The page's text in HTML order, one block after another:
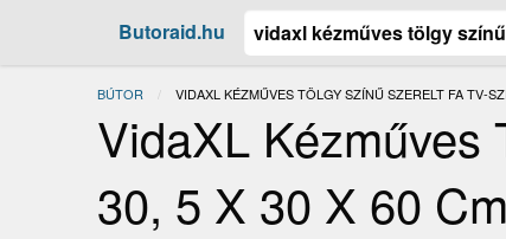
Butoraid.hu
BÚTOR JELENLEGI:
VIDAXL KÉZMŰVES TÖLGY SZÍNŰ SZERELT FA TV-
VidaXL Kézműves
30, 5 X 30 X 60 Cm